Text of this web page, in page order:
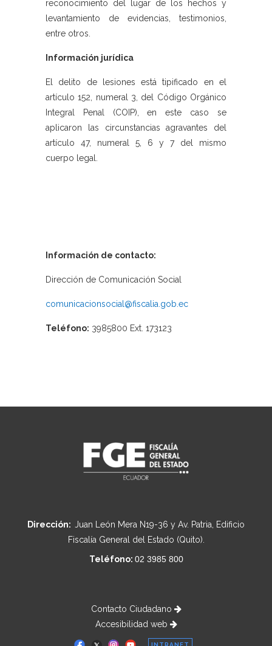
reconocimiento del lugar de los hechos y
levantamiento de evidencias, testimonios,
entre otros.
Información jurídica
El delito de lesiones está tipificado en el
artículo 152, numeral 3, del Código Orgánico
Integral Penal (COIP), en este caso se
aplicaron las circunstancias agravantes del
artículo 47, numeral 5, 6 y 7 del mismo
cuerpo legal.
Información de contacto:
Dirección de Comunicación Social
comunicacionsocial@fiscalia.gob.ec
Teléfono: 3985800 Ext. 173123
Dirección: Juan León Mera N19-36 y Av. Patria, Edificio
Fiscalía General del Estado (Quito).
Teléfono: 02 3985 800
Contacto Ciudadano
Accesibilidad web
INTRANET